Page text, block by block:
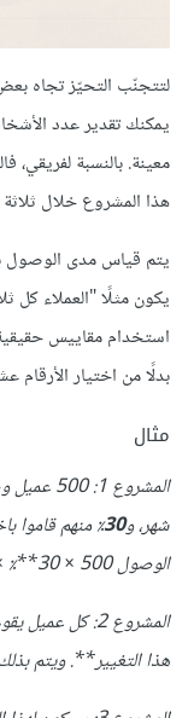
لتتجنّب التحيّز تجاه
يمكنك تقدير عدد
معينة. بالنسبة لفريقي،
هذا المشروع خلال
يتم قياس مدى الوصول
يكون مثلًا "العملاء كل
استخدام مقاييس حقيقية
بدلًا من اختيار الأرقام
مثال
المشروع1: 500
عميل
شهر، و30٪ منهم قاموا
الوصول500 × 30**٪
المشروع2: كل عميل
هذا التغيير**.ويتم